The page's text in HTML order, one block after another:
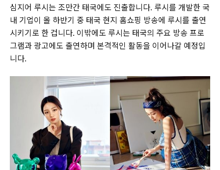
심지어 루시는 조만간 태국에도 진출합니다. 루시를 개발한 국
내 기업이 올 하반기 중 태국 현지 홈쇼핑 방송에 루시를 출연
시키기로 한 겁니다. 이밖에도 루시는 태국의 주요 방송 프로
그램과 광고에도 출연하며 본격적인 활동을 이어나갈 예정입
니다.